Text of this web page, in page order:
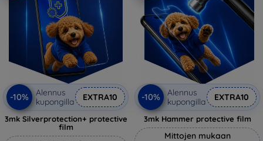
-10%
Alennus
kupongilla
EXTRA10
3mk Silverprotection+ protective
film
-10%
Alennus
kupongilla
EXTRA10
3mk Hammer protective film
Mittojen mukaan